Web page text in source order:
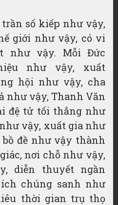
số kiếp như vậy,
giới như vậy, có vi
như vậy. Mỗi Đức
như vậy, xuất
hội như vậy, cha
như vậy, Thanh Văn
đệ tử tối thắng như
vậy, xuất gia như
bồ đề như vậy thành
nơi chỗ như vậy,
diễn thuyếtngần
chúng sanh như
thời gian trụ thọ